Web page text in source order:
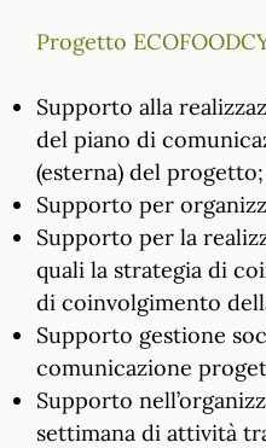
Progetto
Supporto alla
del piano di
(esterna) del progetto;
Supporto per
Supporto per la
quali la strategia di
di coinvolgimento
Supporto gestione
comunicazione
Supporto
settimana di attività